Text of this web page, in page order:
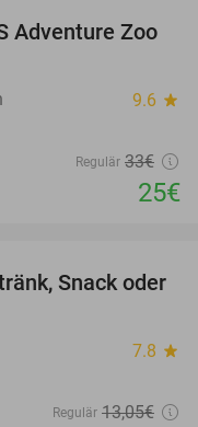
24%
Adventure Zoo
9.6 star
Regulär 33€
25€
47%
Snack oder
7.8 star
Regulär 13,05€